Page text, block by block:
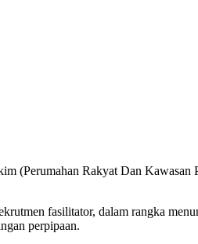
(Perumahan Rakyat Dan
fasilitator, dalam rangka
perpipaan.